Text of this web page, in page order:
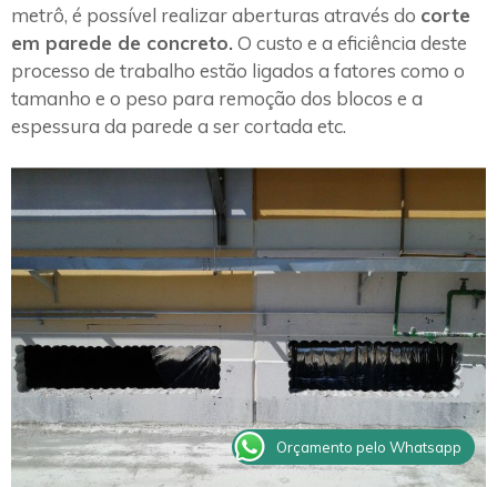
metrô, é possível realizar aberturas através do corte
em parede de concreto. O custo e a eficiência deste
processo de trabalho estão ligados a fatores como o
tamanho e o peso para remoção dos blocos e a
espessura da parede a ser cortada etc.
Orçamento pelo Whatsapp